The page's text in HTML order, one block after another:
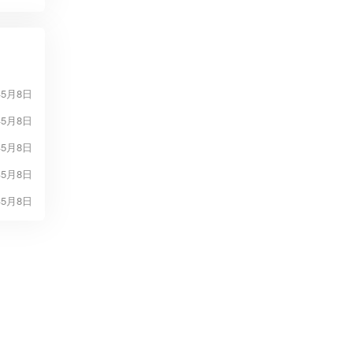
月8日
月8日
月8日
月8日
月8日